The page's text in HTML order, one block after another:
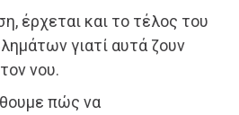
έρχεται και το τέλος του
γιατί αυτά ζουν
νου.
πώς να